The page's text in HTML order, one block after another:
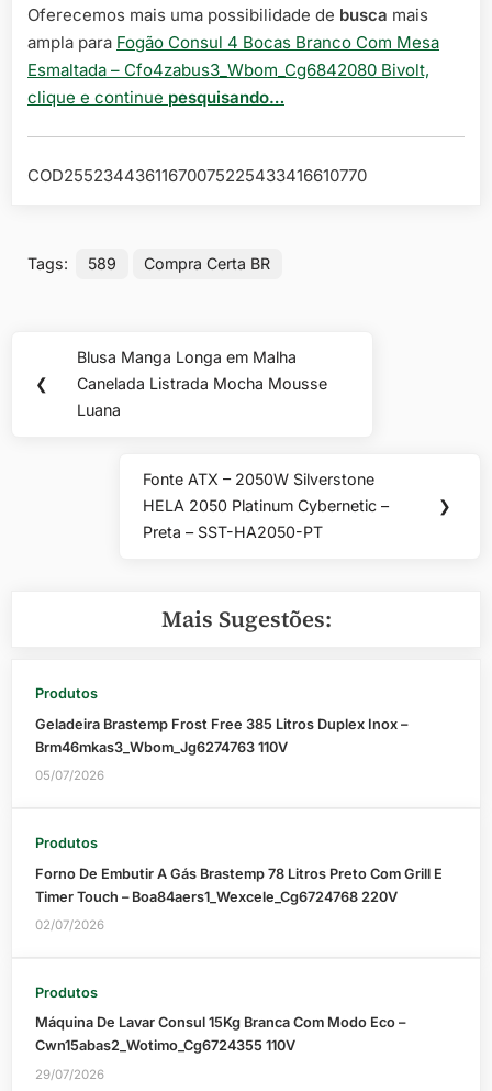
Oferecemos mais uma possibilidade de busca mais
ampla para Fogão Consul 4 Bocas Branco Com Mesa
Esmaltada – Cfo4zabus3_Wbom_Cg6842080 Bivolt,
clique e continue pesquisando…
COD25523443611670075225433416610770
Tags: 589 Compra Certa BR
Navegação
de
❮
Previous
Post:
Blusa Manga Longa em Malha
Canelada Listrada Mocha Mousse
Luana
Next
Post:
Fonte ATX – 2050W Silverstone
HELA 2050 Platinum Cybernetic –
Preta – SST-HA2050-PT
❯
Mais Sugestões:
Produtos
Geladeira Brastemp Frost Free 385 Litros Duplex Inox –
Brm46mkas3_Wbom_Jg6274763 110V
05/07/2026
Produtos
Forno De Embutir A Gás Brastemp 78 Litros Preto Com Grill E
Timer Touch – Boa84aers1_Wexcele_Cg6724768 220V
02/07/2026
Produtos
Máquina De Lavar Consul 15Kg Branca Com Modo Eco –
Cwn15abas2_Wotimo_Cg6724355 110V
29/07/2026